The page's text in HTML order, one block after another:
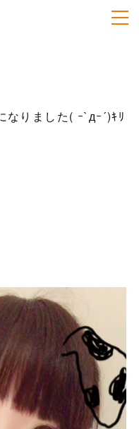
なりました( ｰ`дｰ´)ｷﾘ